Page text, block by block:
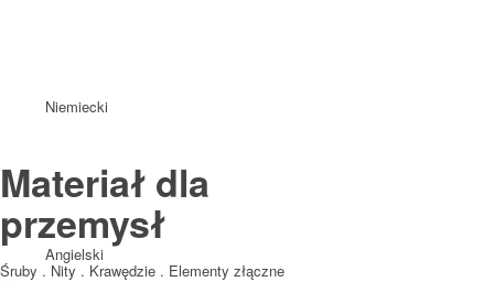
Niemiecki
Angielski
Materiał dla
przemysł
Śruby . Nity . Krawędzie . Elementy złączne